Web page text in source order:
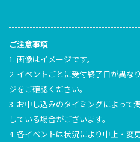
ご注意事項
1. 画像はイメージです。
2. イベントごとに受付終了日が異な
ジをご確認ください。
3. お申し込みのタイミングによって
している場合がございます。
4. 各イベントは状況により中止・変